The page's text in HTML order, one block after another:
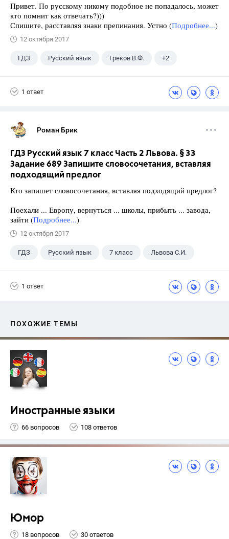
Привет. По русскому никому подобное не попадалось, может
кто помнит как отвечать?)))
Спишите, расставляя знаки препинания. Устно (Подробнее...)
12 октября 2017
ГДЗ Русский язык Греков В.Ф. +2
1 ответ
Роман Брик
ГДЗ Русский язык 7 класс Часть 2 Львова. § 33
Задание 689 Запишите словосочетания, вставляя
подходящий предлог
Кто запишет словосочетания, вставляя подходящий предлог?
Поехали ... Европу, вернуться ... школы, прибыть ... завода,
зайти (Подробнее...)
12 октября 2017
ГДЗ Русский язык 7 класс Львова С.И.
1 ответ
ПОХОЖИЕ ТЕМЫ
Иностранные языки
66 вопросов 108 ответов
Юмор
18 вопросов 30 ответов